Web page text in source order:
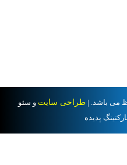
می باشد. | طراحی سایت و سئو
پدیده